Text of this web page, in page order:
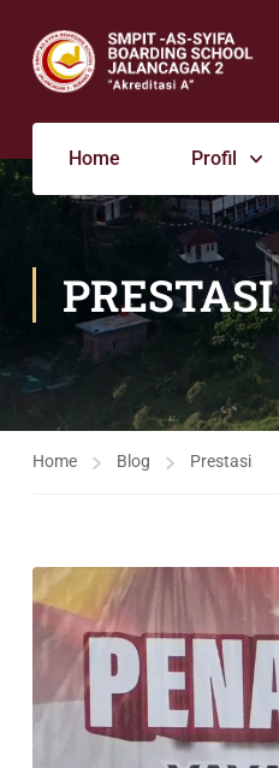
Home Profil
PRESTASI
Home Blog Prestasi